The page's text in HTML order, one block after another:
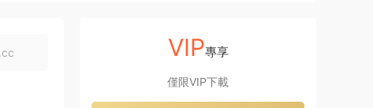
VIP專享
僅限VIP下載